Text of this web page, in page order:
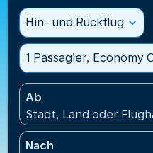
Hin- und Rückflug expand_more
1 Passagier, Economy
Ab
Stadt, Land oder
Nach